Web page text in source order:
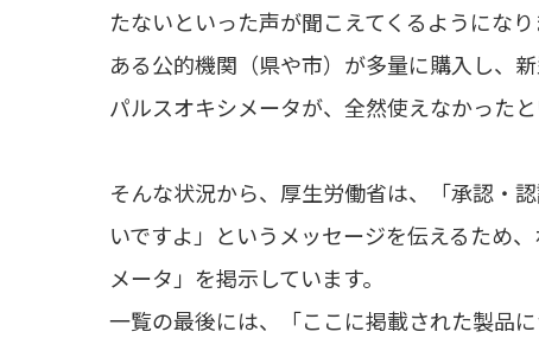
たないといった声が聞こえてくるようになり
ある公的機関（県や市）が多量に購入し、
パルスオキシメータが、全然使えなかった
そんな状況から、厚生労働省は、「承認・
いですよ」というメッセージを伝えるため
メータ」を掲示しています。
一覧の最後には、「ここに掲載された製品